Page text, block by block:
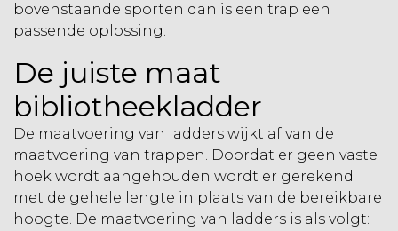
bovenstaande sporten dan is een trap een
passende oplossing.
De juiste maat
bibliotheekladder
De maatvoering van ladders wijkt af van de
maatvoering van trappen. Doordat er geen vaste
hoek wordt aangehouden wordt er gerekend
met de gehele lengte in plaats van de bereikbare
hoogte. De maatvoering van ladders is als volgt: